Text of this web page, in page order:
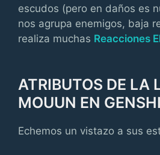
escudos (pero en daños es
nos agrupa enemigos, baja
realiza muchas Reacciones
ATRIBUTOS DE LA
MOUUN EN
Echemos un vistazo a sus